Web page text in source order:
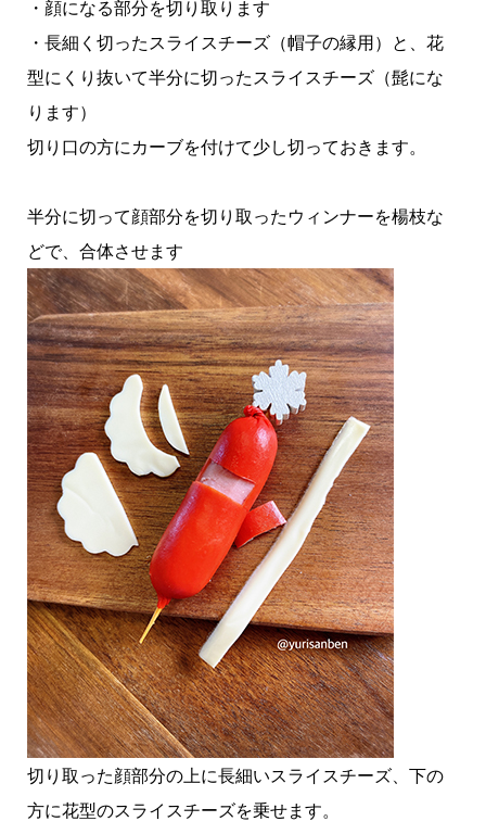
・顔になる部分を切り取ります
・長細く切ったスライスチーズ（帽子の縁用）と、花
型にくり抜いて半分に切ったスライスチーズ（髭にな
ります）
切り口の方にカーブを付けて少し切っておきます。
半分に切って顔部分を切り取ったウィンナーを楊枝な
どで、合体させます
切り取った顔部分の上に長細いスライスチーズ、下の
方に花型のスライスチーズを乗せます。